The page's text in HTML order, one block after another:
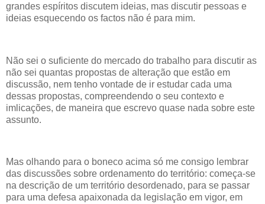
grandes espíritos discutem ideias, mas discutir pessoas e
ideias esquecendo os factos não é para mim.
Não sei o suficiente do mercado do trabalho para discutir as
não sei quantas propostas de alteração que estão em
discussão, nem tenho vontade de ir estudar cada uma
dessas propostas, compreendendo o seu contexto e
imlicações, de maneira que escrevo quase nada sobre este
assunto.
Mas olhando para o boneco acima só me consigo lembrar
das discussões sobre ordenamento do território: começa-se
na descrição de um território desordenado, para se passar
para uma defesa apaixonada da legislação em vigor, em